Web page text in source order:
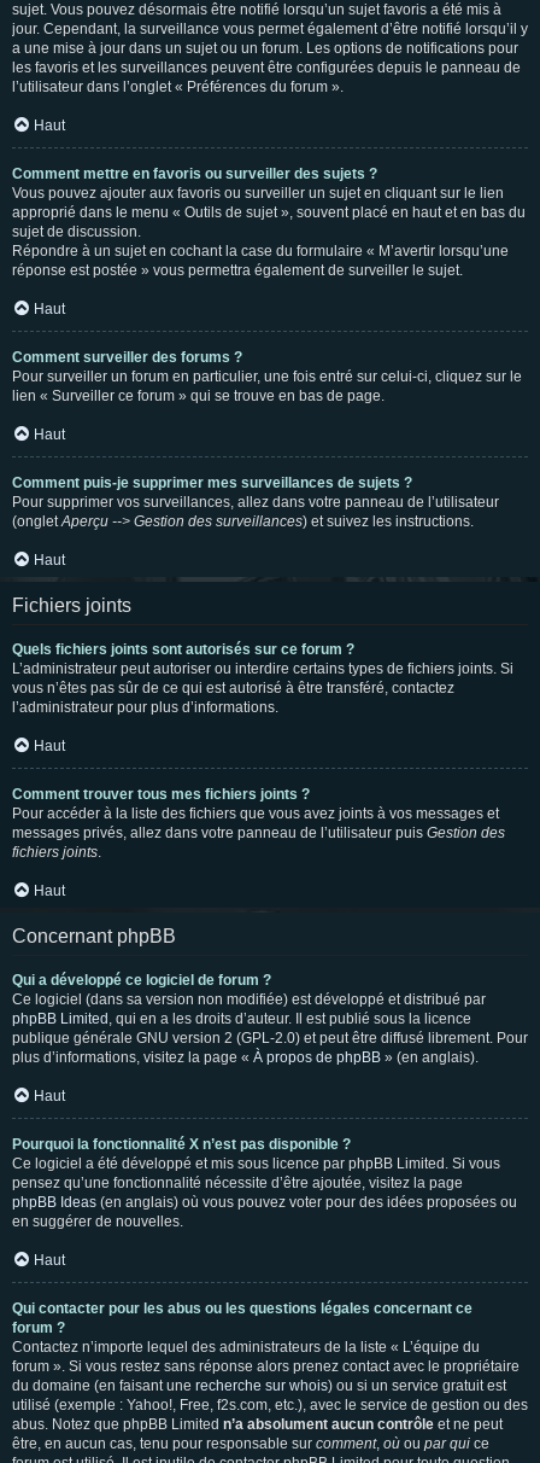
sujet. Vous pouvez désormais être notifié lorsqu’un sujet favoris a été mis à
jour. Cependant, la surveillance vous permet également d’être notifié lorsqu’il y
a une mise à jour dans un sujet ou un forum. Les options de notifications pour
les favoris et les surveillances peuvent être configurées depuis le panneau de
l’utilisateur dans l’onglet « Préférences du forum ».
Haut
Comment mettre en favoris ou surveiller des sujets ?
Vous pouvez ajouter aux favoris ou surveiller un sujet en cliquant sur le lien
approprié dans le menu « Outils de sujet », souvent placé en haut et en bas du
sujet de discussion.
Répondre à un sujet en cochant la case du formulaire « M’avertir lorsqu’une
réponse est postée » vous permettra également de surveiller le sujet.
Haut
Comment surveiller des forums ?
Pour surveiller un forum en particulier, une fois entré sur celui-ci, cliquez sur le
lien « Surveiller ce forum » qui se trouve en bas de page.
Haut
Comment puis-je supprimer mes surveillances de sujets ?
Pour supprimer vos surveillances, allez dans votre panneau de l’utilisateur
(ongletAperçu --> Gestion des surveillances) et suivez les instructions.
Haut
Fichiers joints
Quels fichiers joints sont autorisés sur ce forum ?
L’administrateur peut autoriser ou interdire certains types de fichiers joints. Si
vous n’êtes pas sûr de ce qui est autorisé à être transféré, contactez
l’administrateur pour plus d’informations.
Haut
Comment trouver tous mes fichiers joints ?
Pour accéder à la liste des fichiers que vous avez joints à vos messages et
messages privés, allez dans votre panneau de l’utilisateur puis Gestion des
fichiers joints.
Haut
Concernant phpBB
Qui a développé ce logiciel de forum ?
Ce logiciel (dans sa version non modifiée) est développé et distribué par
phpBB Limited , qui en a les droits d’auteur. Il est publié sous la licence
publique générale GNU version 2 (GPL-2.0) et peut être diffusé librement. Pour
plus d’informations, visitez la page « À propos de phpBB » (en anglais).
Haut
Pourquoi la fonctionnalité X n’est pas disponible ?
Ce logiciel a été développé et mis sous licence par phpBB Limited. Si vous
pensez qu’une fonctionnalité nécessite d’être ajoutée, visitez la page
phpBB Ideas (en anglais) où vous pouvez voter pour des idées proposées ou
en suggérer de nouvelles.
Haut
Qui contacter pour les abus ou les questions légales concernant ce
forum ?
Contactez n’importe lequel des administrateurs de la liste « L’équipe du
forum ». Si vous restez sans réponse alors prenez contact avec le propriétaire
du domaine (en faisant une recherche sur whois) ou si un service gratuit est
utilisé (exemple : Yahoo!, Free, f2s.com, etc.), avec le service de gestion ou des
abus. Notez que phpBB Limited n’a absolument aucun contrôle et ne peut
être, en aucun cas, tenu pour responsable sur comment, où ou par qui ce